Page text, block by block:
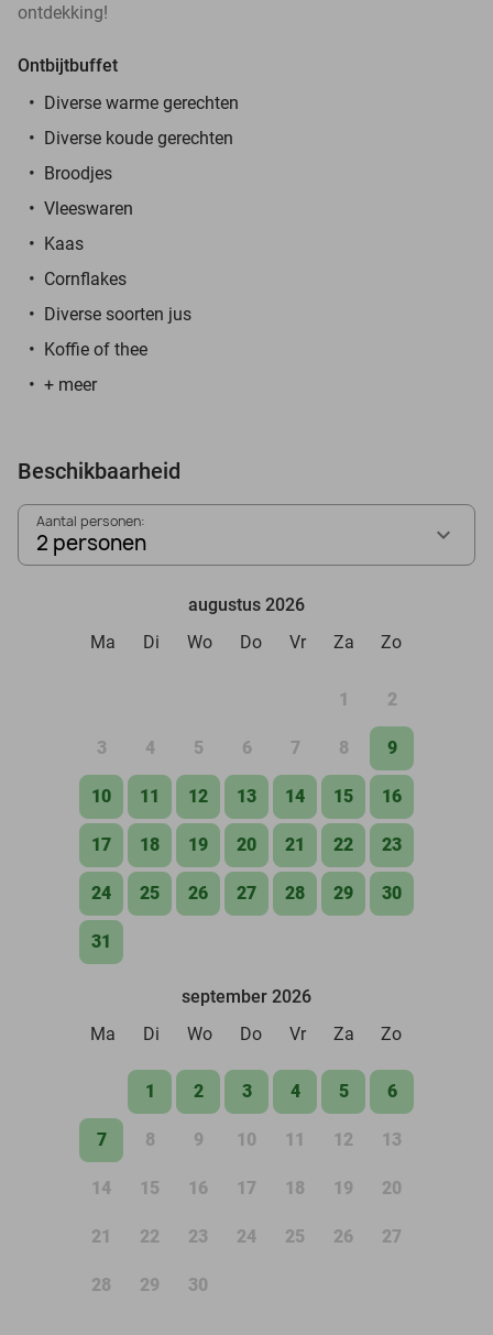
ontdekking!
Ontbijtbuffet
Diverse warme gerechten
Diverse koude gerechten
Broodjes
Vleeswaren
Kaas
Cornflakes
Diverse soorten jus
Koffie of thee
+ meer
Beschikbaarheid
Aantal personen:
2 personen
augustus 2026
Ma
Di Wo Do Vr Za Zo
1 2
3 4 5 6 7 8 9
10 11 12 13 14 15 16
17 18 19 20 21 22 23
24 25 26 27 28 29 30
31
september 2026
Ma
Di Wo Do Vr Za Zo
1 2 3 4 5 6
7 8 9 10 11 12 13
14 15 16 17 18 19 20
21 22 23 24 25 26 27
28 29 30